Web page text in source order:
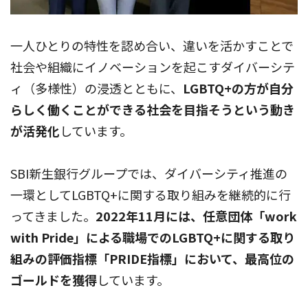
一人ひとりの特性を認め合い、違いを活かすことで
社会や組織にイノベーションを起こすダイバーシテ
ィ（多様性）の浸透とともに、 LGBTQ+の方が自分
らしく働くことができる社会を目指そうという動き
が活発化しています。
SBI新生銀行グループでは、ダイバーシティ推進の
一環としてLGBTQ+に関する取り組みを継続的に行
ってきました。 2022年11月には、任意団体「work
with Pride」による職場でのLGBTQ+に関する取り
組みの評価指標「PRIDE指標」において、最高位の
ゴールドを獲得しています。